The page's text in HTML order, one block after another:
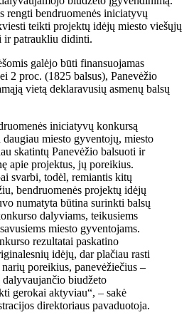
rengti bendruomenės iniciatyvų
teikti projektų idėjų miesto viešųjų
ir patraukliu didinti.
galėjo būti finansuojamas
2 proc. (1825 balsus), Panevėžio
vietą deklaravusių asmenų balsų
iniciatyvų konkursą
miesto gyventojų, miesto
skatintų Panevėžio balsuoti ir
apie projektus, jų poreikius.
svarbi, todėl, remiantis kitų
bendruomenės projektų idėjų
numatyta būtina surinkti balsų
dalyviams, teikusiems
miesto gyventojams.
rezultatai paskatino
idėjų, dar plačiau rasti
poreikius, panevėžiečius –
biudžeto
gerokai aktyviau“, – sakė
direktoriaus pavaduotoja.